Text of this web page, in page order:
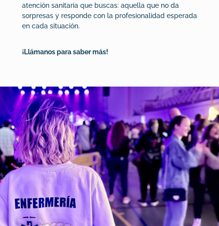
atención sanitaria que buscas: aquella que no da
sorpresas y responde con la profesionalidad esperada
en cada situación.
¡Llámanos para saber más!